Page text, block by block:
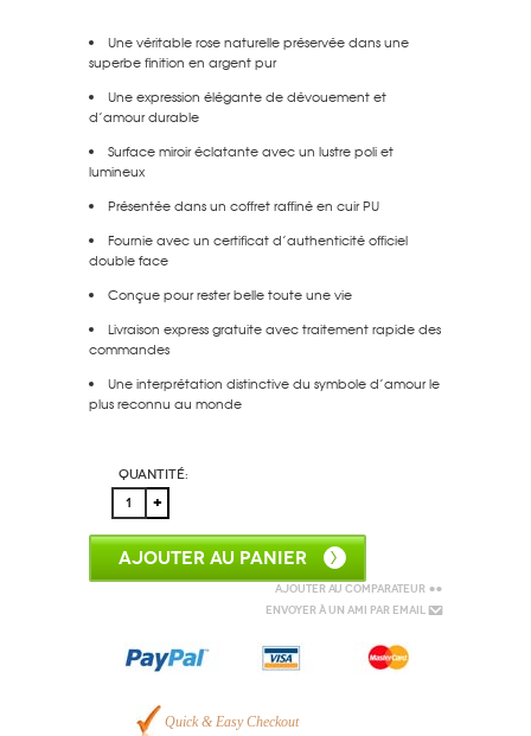
Une véritable rose naturelle préservée dans une
superbe finition en argent pur
Une expression élégante de dévouement et
d’amour durable
Surface miroir éclatante avec un lustre poli et
lumineux
Présentée dans un coffret raffiné en cuir PU
Fournie avec un certificat d’authenticité officiel
double face
Conçue pour rester belle toute une vie
Livraison express gratuiteavec traitement rapide des
commandes
Une interprétation distinctive du symbole d’amour le
plus reconnu au monde
Quantité:
AJOUTER AU PANIER
Ajouter au comparateur
Envoyer à un ami par email
Quick & Easy Checkout